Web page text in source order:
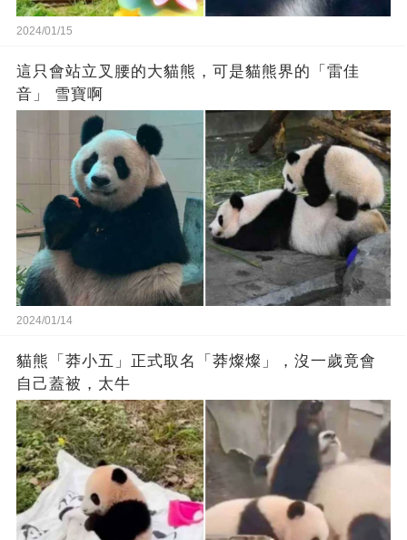
2024/01/15
這只會站立叉腰的大貓熊，可是貓熊界的「雷佳
音」 雪寶啊
2024/01/14
貓熊「莽小五」正式取名「莽燦燦」，沒一歲竟會
自己蓋被，太牛